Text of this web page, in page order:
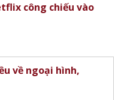
công chiếu vào
về ngoại hình,